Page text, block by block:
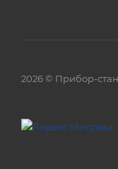
2026 © Прибор-